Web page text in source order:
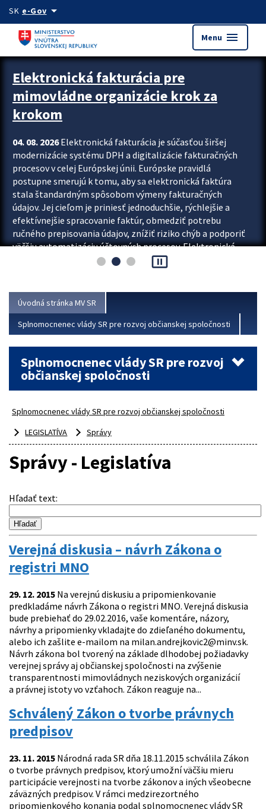
Preskocit na hlavný obsah
SK e-Govarrow_drop_down
Menu menu
Zastavit automatický posun upútavok
Elektronická fakturácia pre
mimovládne organizácie krok za
krokom
04. 08. 2026Elektronická fakturácia je súčasťou širšej
modernizácie systému DPH a digitalizácie fakturačných
procesov v celej Európskej únii. Európske pravidlá
postupne smerujú k tomu, aby sa elektronická faktúra
stala štandardným spôsobom výmeny fakturačných
údajov. Jej cieľom je priniesť jednoduchšie, rýchlejšie a
efektívnejšie spracovanie faktúr, obmedziť potrebu
ručného prepisovania údajov, znížiť riziko chýb a podporiť
väčšiu automatizáciu účtovných procesov. Elektronická
fakturácia preto nepredstavuje...
pause_presentation
Úvodná stránka MV SR
Splnomocnenec vlády SR pre rozvoj občianskej spoločnosti
Splnomocnenec vlády SR pre rozvoj
občianskej spoločnosti
Splnomocnenec vlády SR pre rozvoj občianskej spoločnosti
LEGISLATÍVA
Správy
Správy - Legislatíva
Hľadať text:
Verejná diskusia – návrh Zákona o
registri MNO
29. 12. 2015 Na verejnú diskusiu a pripomienkovanie
predkladáme návrh Zákona o registri MNO. Verejná diskusia
bude prebiehať do 29.02.2016, vaše komentáre, názory,
návrhy a pripomienky vkladajte do zdieľaného dokumentu,
alebo ich zašlite e-mailom na milan.andrejkovic2@minv.sk.
Návrh zákona bol tvorený na základe dlhodobej požiadavky
verejnej správy aj občianskej spoločnosti na zvýšenie
transparentnosti mimovládnych neziskových organizácií
a právnej istoty vo vzťahoch. Zákon reaguje na...
Schválený Zákon o tvorbe právnych
predpisov
23. 11. 2015 Národná rada SR dňa 18.11.2015 schválila Zákon
o tvorbe právnych predpisov, ktorý umožní väčšiu mieru
participácie verejnosti na tvorbe zákonov a iných všeobecne
záväzných predpisov. V rámci medzirezortného
pripomienkového konania podal splnomocnenec vlády SR